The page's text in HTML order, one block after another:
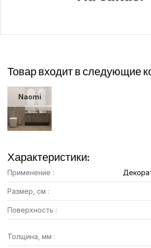
Товар входит в следующие
Naomi
Характеристики:
Применение :
Размер, см :
Поверхность :
Толщина, мм :